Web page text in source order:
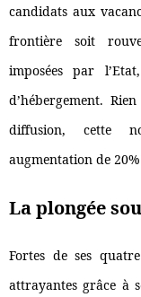
candidats aux
frontière soit
imposées par
d’hébergement.
diffusion, cette
augmentation de
La plongée
Fortes de ses
attrayantes grâce à